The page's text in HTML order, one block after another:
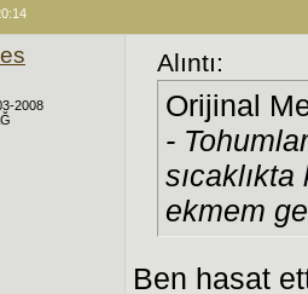
2008
Alıntı:
Orijinal
-
ekmem
Ben hasat